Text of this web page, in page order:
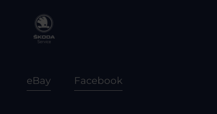
eBay Facebook